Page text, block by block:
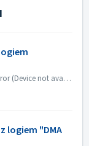
Oto kilka rozwiązań dla Perform end DAO Error (Device not available). Uaktualnij lub cofnij firmware sterownika Najczęściej problem ten występuje po aktua...
logiem "DMA